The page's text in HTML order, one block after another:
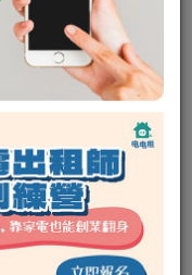
私訊電租公